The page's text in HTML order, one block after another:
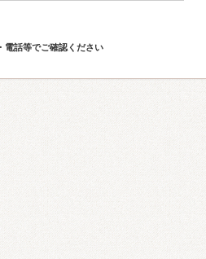
電話等でご確認ください